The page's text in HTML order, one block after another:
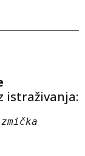
istraživanja: